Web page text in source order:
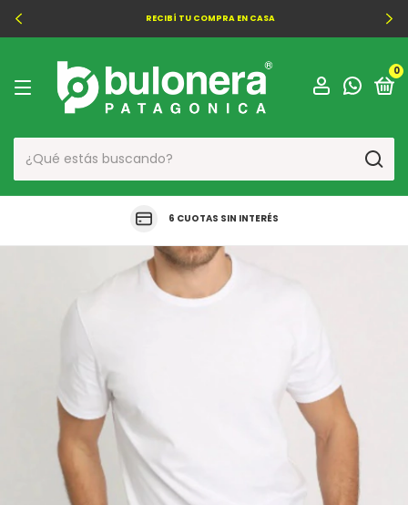
RECIBÍ TU COMPRA EN CASA
0
6 CUOTAS SIN INTERÉS